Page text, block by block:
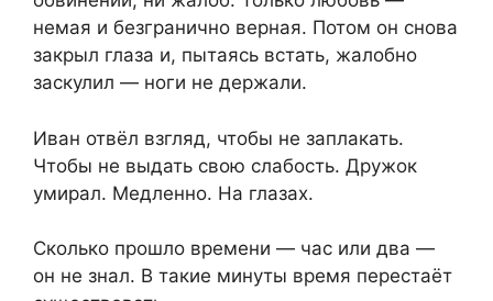
немая и безгранично верная. Потом он снова
закрыл глаза и, пытаясь встать, жалобно
заскулил — ноги не держали.
Иван отвёл взгляд, чтобы не заплакать.
Чтобы не выдать свою слабость. Дружок
умирал. Медленно. На глазах.
Сколько прошло времени — час или два —
он не знал. В такие минуты время перестаёт